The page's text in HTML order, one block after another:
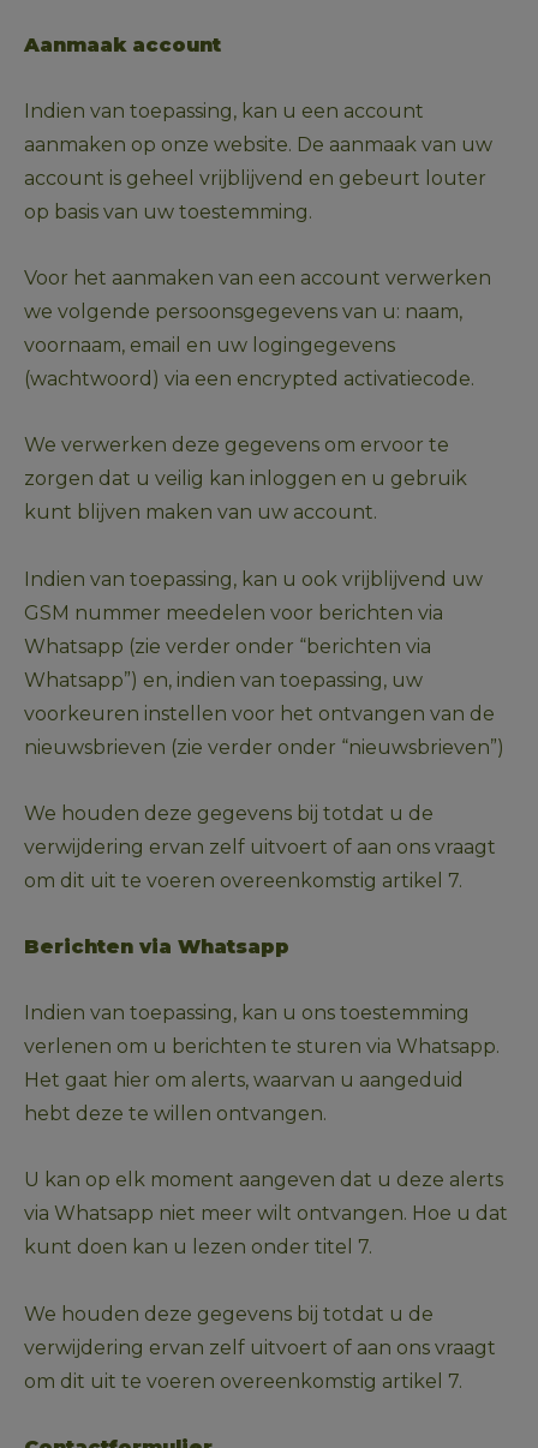
Aanmaak account
Indien van toepassing, kan u een account
aanmaken op onze website. De aanmaak van uw
account is geheel vrijblijvend en gebeurt louter
op basis van uw toestemming.
Voor het aanmaken van een account verwerken
we volgende persoonsgegevens van u: naam,
voornaam, email en uw logingegevens
(wachtwoord) via een encrypted activatiecode.
We verwerken deze gegevens om ervoor te
zorgen dat u veilig kan inloggen en u gebruik
kunt blijven maken van uw account.
Indien van toepassing, kan u ook vrijblijvend uw
GSM nummer meedelen voor berichten via
Whatsapp (zie verder onder “berichten via
Whatsapp”) en, indien van toepassing, uw
voorkeuren instellen voor het ontvangen van de
nieuwsbrieven (zie verder onder “nieuwsbrieven”)
We houden deze gegevens bij totdat u de
verwijdering ervan zelf uitvoert of aan ons vraagt
om dit uit te voeren overeenkomstig artikel 7.
Berichten via Whatsapp
Indien van toepassing, kan u ons toestemming
verlenen om u berichten te sturen via Whatsapp.
Het gaat hier om alerts, waarvan u aangeduid
hebt deze te willen ontvangen.
U kan op elk moment aangeven dat u deze alerts
via Whatsapp niet meer wilt ontvangen. Hoe u dat
kunt doen kan u lezen onder titel 7.
We houden deze gegevens bij totdat u de
verwijdering ervan zelf uitvoert of aan ons vraagt
om dit uit te voeren overeenkomstig artikel 7.